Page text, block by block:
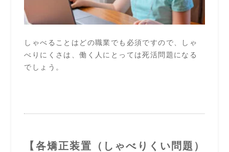
しゃべることはどの職業でも必須ですので、しゃ
べりにくさは、働く人にとっては死活問題になる
でしょう。
【各矯正装置（しゃべりくい問題）